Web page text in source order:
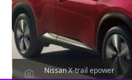
Nissan X-trail epower